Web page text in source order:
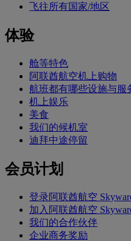
飞往所有国家/地区
体验
舱等特色
阿联酋航空机上购物
航班都有哪些设施与服
机上娱乐
美食
我们的候机室
迪拜中途停留
会员计划
登录阿联酋航空
加入阿联酋航空
我们的合作伙伴
企业商务奖励